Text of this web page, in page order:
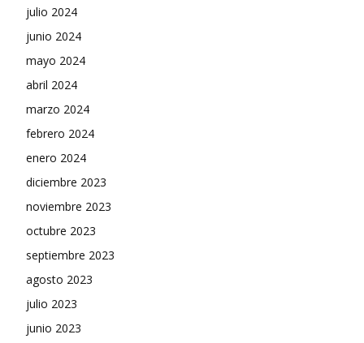
julio 2024
junio 2024
mayo 2024
abril 2024
marzo 2024
febrero 2024
enero 2024
diciembre 2023
noviembre 2023
octubre 2023
septiembre 2023
agosto 2023
julio 2023
junio 2023